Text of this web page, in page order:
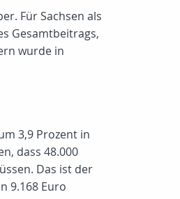
Für Sachsen als
Gesamtbeitrags,
wurde in
3,9 Prozent in
dass 48.000
Das ist der
9.168 Euro